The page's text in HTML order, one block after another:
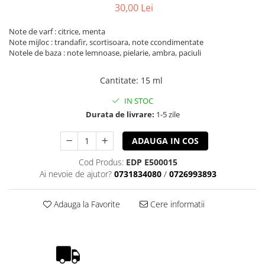
30,00 Lei
Note de varf : citrice, menta
Note mijloc : trandafir, scortisoara, note ccondimentate
Notele de baza : note lemnoase, pielarie, ambra, paciuli
Cantitate: 15 ml
IN STOC
Durata de livrare: 1-5 zile
ADAUGA IN COS
Cod Produs: EDP E500015
Ai nevoie de ajutor? 0731834080 / 0726993893
Adauga la Favorite Cere informatii